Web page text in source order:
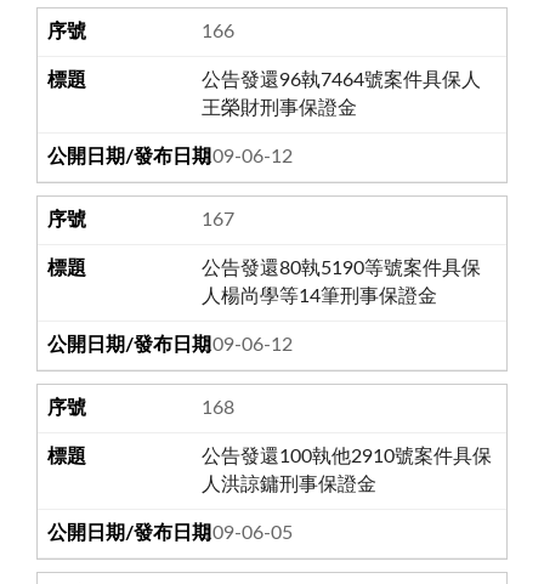
166
公告發還96執7464號案件具保人
王榮財刑事保證金
109-06-12
167
公告發還80執5190等號案件具保
人楊尚學等14筆刑事保證金
109-06-12
168
公告發還100執他2910號案件具保
人洪諒鏞刑事保證金
109-06-05